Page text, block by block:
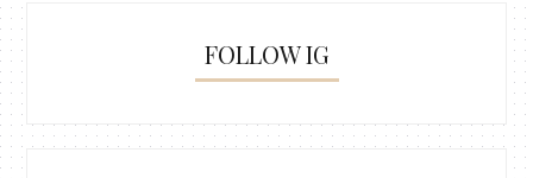
FOLLOW IG